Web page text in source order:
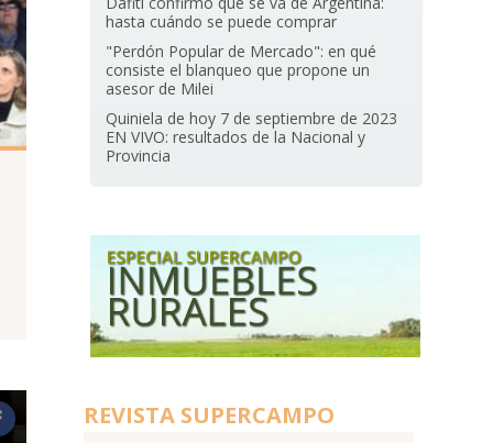
hasta cuándo se puede comprar
"Perdón Popular de Mercado": en qué
consiste el blanqueo que propone un
asesor de Milei
Quiniela de hoy 7 de septiembre de 2023
EN VIVO: resultados de la Nacional y
Provincia
REVISTA SUPERCAMPO